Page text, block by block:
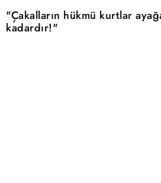
"Çakalların hükmü kurtlar
kadardır!"